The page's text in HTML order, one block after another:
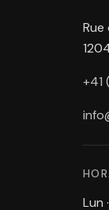
Rue
+41
Lun